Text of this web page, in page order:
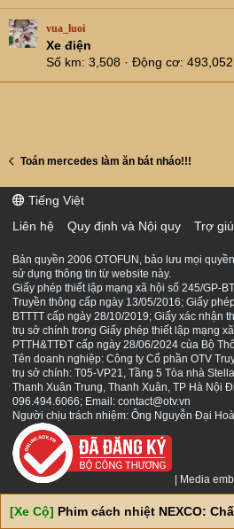
vua_luoi
Xe điện
Số km 3,508 Động cơ 493,052
Toán mercedes làm ăn bát nháo!!!
Tiếng Việt
Liên hệ
Quy định và Nội quy Trợ
Bản quyền 2006 OTOFUN, bảo lưu mọi
sử dụng thông tin từ website này.
Giấy phép thiết lập mạng xã hội số 245/GP-
Truyền thông cấp ngày 13/05/2016; Giấy
BTTTT cấp ngày 28/10/2019; Giấy xác nhận
trụ sở chính trong Giấy phép thiết lập mạng
PTTH&TTĐT cấp ngày 28/06/2024 của Bộ
Tên doanh nghiệp: Công ty Cổ phần OTV
trụ sở chính: T05-VP21, Tầng 5 Tòa nhà
Thanh Xuân Trung, Thanh Xuân, TP Hà Nội
096.494.6066; Email: contact@otv.vn
Người chịu trách nhiệm: Ông Nguyễn Đại
Media
[Xe Cộ] Phim cách nhiệt NEXCO: